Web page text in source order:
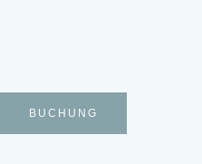
BUCHUNG